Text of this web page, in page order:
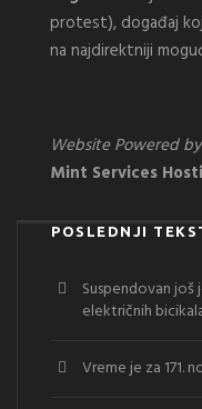
protest), događaj
na najdirektniji
Website Powered by
Mint Services
POSLEDNJI
Suspendovan
električnih
Vreme je za 171.